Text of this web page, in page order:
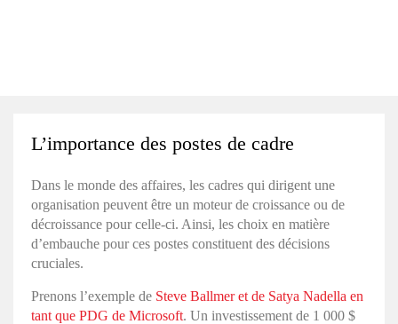
L’importance des postes de cadre
Dans le monde des affaires, les cadres qui dirigent une
organisation peuvent être un moteur de croissance ou de
décroissance pour celle-ci. Ainsi, les choix en matière
d’embauche pour ces postes constituent des décisions
cruciales.
Prenons l’exemple de Steve Ballmer et de Satya Nadella en
tant que PDG de Microsoft. Un investissement de 1 000 $